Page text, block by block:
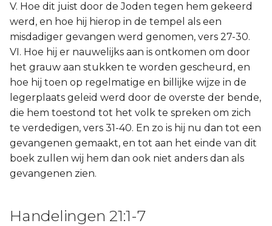
V. Hoe dit juist door de Joden tegen hem gekeerd
werd, en hoe hij hierop in de tempel als een
misdadiger gevangen werd genomen, vers 27-30.
VI. Hoe hij er nauwelijks aan is ontkomen om door
het grauw aan stukken te worden gescheurd, en
hoe hij toen op regelmatige en billijke wijze in de
legerplaats geleid werd door de overste der bende,
die hem toestond tot het volk te spreken om zich
te verdedigen, vers 31-40. En zo is hij nu dan tot een
gevangenen gemaakt, en tot aan het einde van dit
boek zullen wij hem dan ook niet anders dan als
gevangenen zien.
Handelingen 21:1-7